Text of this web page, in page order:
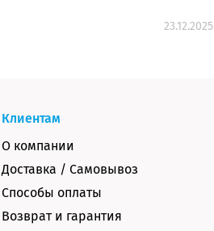
23.12.2025
Клиентам
О компании
Доставка / Самовывоз
Способы оплаты
Возврат и гарантия